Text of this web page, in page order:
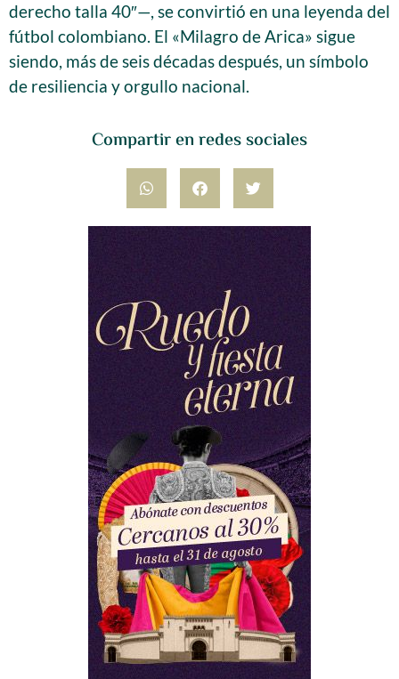
Compartir en redes sociales
derecho talla 40″—, se convirtió en una leyenda del
fútbol colombiano. El «Milagro de Arica» sigue
siendo, más de seis décadas después, un símbolo
de resiliencia y orgullo nacional.